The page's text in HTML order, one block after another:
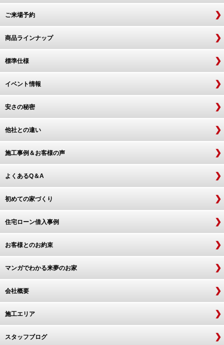
ご来場予約
商品ラインナップ
標準仕様
イベント情報
安さの秘密
他社との違い
施工事例＆お客様の声
よくあるQ＆A
初めての家づくり
住宅ローン借入事例
お客様とのお約束
マンガでわかる来夢のお家
会社概要
施工エリア
スタッフブログ